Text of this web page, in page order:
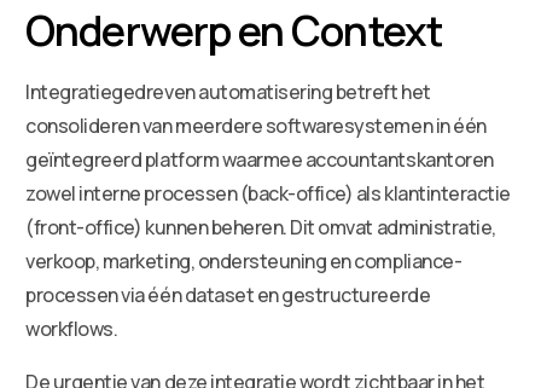
Onderwerp en Context
Integratiegedreven automatisering betreft het
consolideren van meerdere softwaresystemen in één
geïntegreerd platform waarmee accountantskantoren
zowel interne processen (back-office) als klantinteractie
(front-office) kunnen beheren. Dit omvat administratie,
verkoop, marketing, ondersteuning en compliance-
processen via één dataset en gestructureerde
workflows.
De urgentie van deze integratie wordt zichtbaar in het